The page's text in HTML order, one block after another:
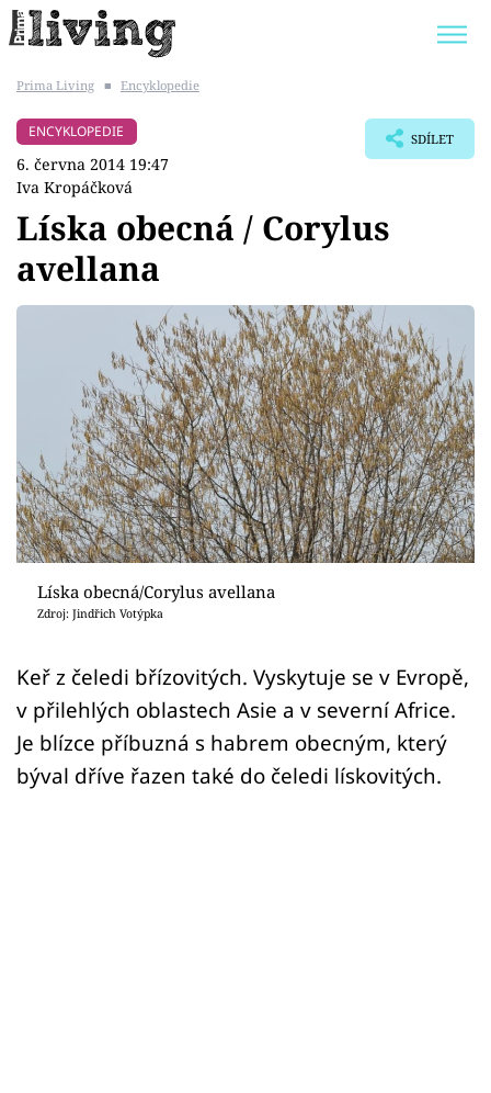
BYDLENÍ SLAVNÝCH
Témata
Zahrada
Design
Sledujte prima+
Přihlášení
Prima Living ■ Encyklopedie
ENCYKLOPEDIE
6. června 2014 19:47
Iva Kropáčková
SDÍLET
Líska obecná / Corylus
avellana
Líska obecná/Corylus avellana
Zdroj: Jindřich Votýpka
Keř z čeledi břízovitých. Vyskytuje se v Evropě,
v přilehlých oblastech Asie a v severní Africe.
Je blízce příbuzná s habrem obecným, který
býval dříve řazen také do čeledi lískovitých.